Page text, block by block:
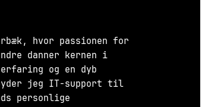
hvor passionen for
danner kernen i
erfaring og en dyb
jeg IT-support til
personlige